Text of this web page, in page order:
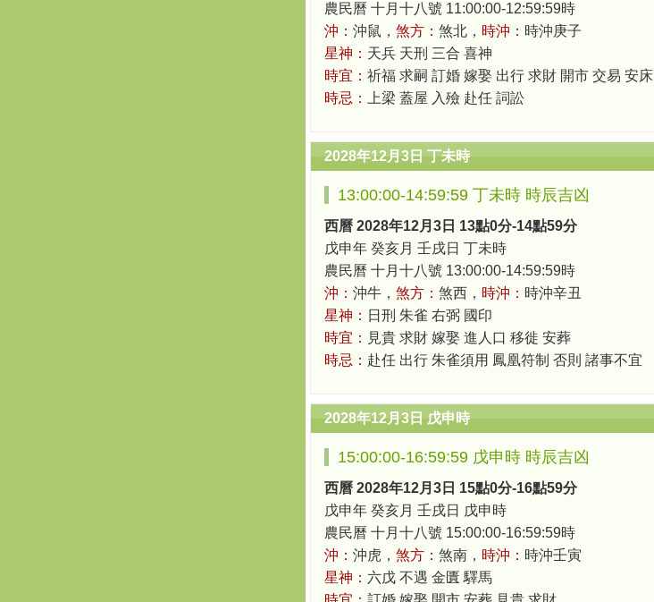
農民曆 十月十八號 11:00:00-12:59:59時
沖： 沖鼠， 煞方： 煞北， 時沖： 時沖庚子
星神： 天兵 天刑 三合 喜神
時宜： 祈福 求嗣 訂婚 嫁娶 出行 求財 開市 交易 安床
時忌：
上梁 蓋屋 入殮 赴任 詞訟
2028年12月3日 丁未時
13:00:00-14:59:59 丁未時 時辰吉凶
西曆 2028年12月3日 13點0分-14點59分
戊申年 癸亥月 壬戌日 丁未時
農民曆 十月十八號 13:00:00-14:59:59時
沖： 沖牛， 煞方： 煞西， 時沖： 時沖辛丑
星神： 日刑 朱雀 右弼 國印
時宜： 見貴 求財 嫁娶 進人口 移徙 安葬
時忌： 赴任 出行 朱雀須用 鳳凰符制 否則 諸事不宜
2028年12月3日 戊申時
15:00:00-16:59:59 戊申時 時辰吉凶
西曆 2028年12月3日 15點0分-16點59分
戊申年 癸亥月 壬戌日 戊申時
農民曆 十月十八號 15:00:00-16:59:59時
沖： 沖虎， 煞方： 煞南， 時沖： 時沖壬寅
星神： 六戊 不遇 金匱 驛馬